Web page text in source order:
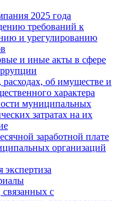
2025 года
требований к
и урегулированию
и иные акты в сфере
об имуществе и
характера
муниципальных
затратах на их
заработной плате
организаций
с